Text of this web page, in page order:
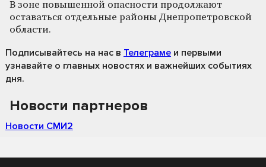
В зоне повышенной опасности продолжают
оставаться отдельные районы Днепропетровской
области.
Подписывайтесь на нас в Телеграме и первыми
узнавайте о главных новостях и важнейших событиях
дня.
Новости партнеров
Новости СМИ2